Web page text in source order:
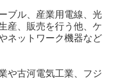
ブル、産業用電線、光
産、販売を行う他、ケ
ネットワーク機器など
や古河電気工業、フジ